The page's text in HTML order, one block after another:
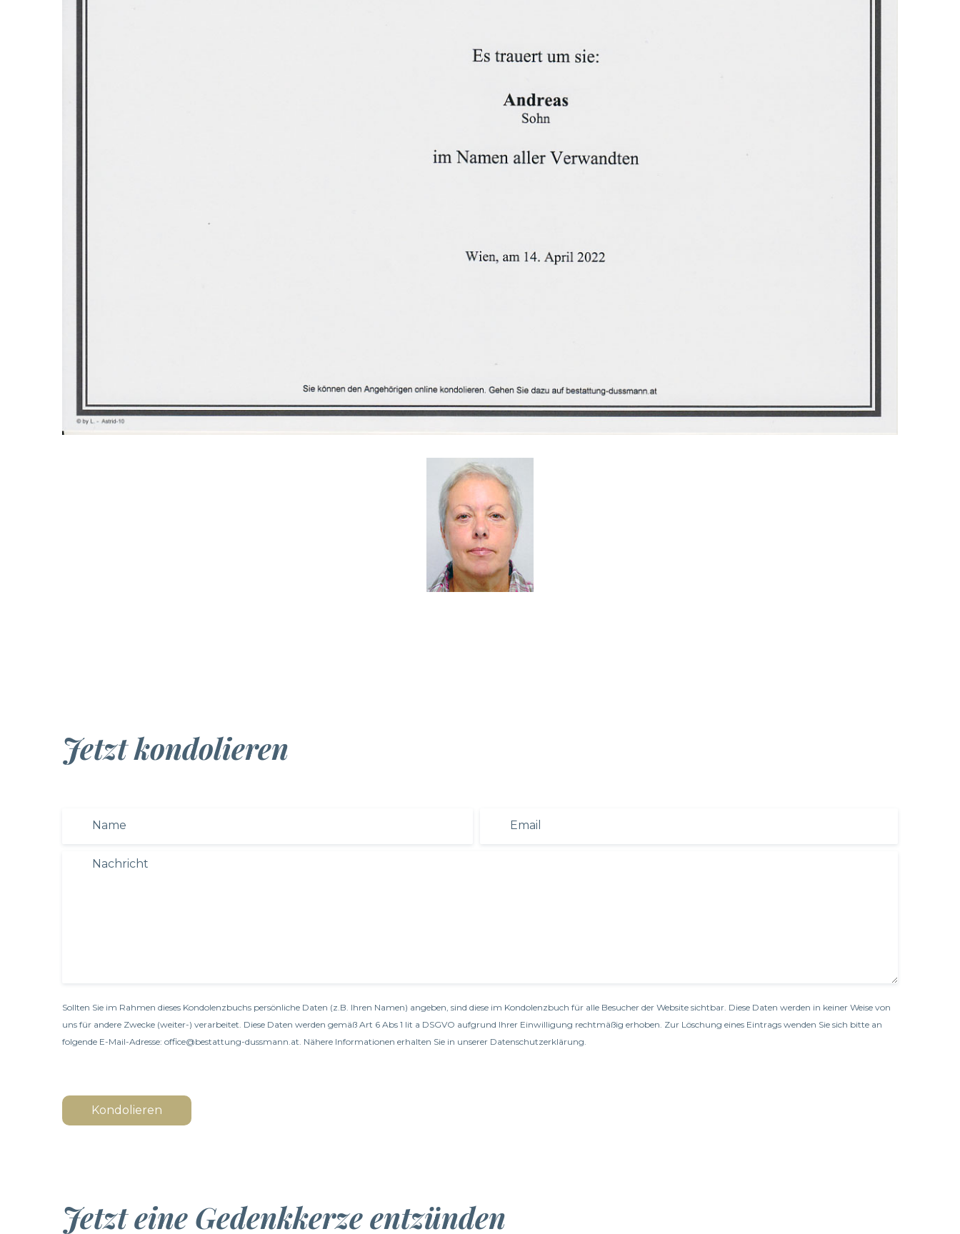
Jetzt kondolieren
Sollten Sie im Rahmen dieses Kondolenzbuchs persönliche Daten (z.B. Ihren Namen) angeben, sind diese im Kondolenzbuch für alle Besucher der Website sichtbar. Diese Daten werden in keiner Weise von
uns für andere Zwecke (weiter-) verarbeitet. Diese Daten werden gemäß Art 6 Abs 1 lit a DSGVO aufgrund Ihrer Einwilligung rechtmäßig erhoben. Zur Löschung eines Eintrags wenden Sie sich bitte an
folgende E-Mail-Adresse: office@bestattung-dussmann.at. Nähere Informationen erhalten Sie in unserer Datenschutzerklärung
Kondolieren
Jetzt eine Gedenkkerze entzünden